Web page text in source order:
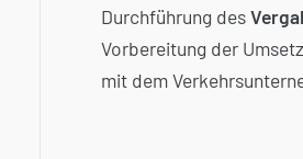
Durchführung des
Vorbereitung der
mit dem